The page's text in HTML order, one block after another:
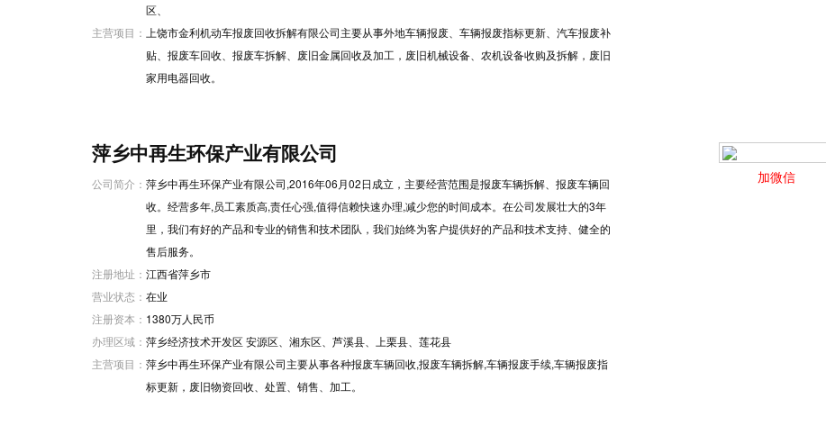
区、
主营项目： 上饶市金利机动车报废回收拆解有限公司主要从事外地车辆报废、车辆报废指标更新、汽车报废补
贴、报废车回收、报废车拆解、废旧金属回收及加工，废旧机械设备、农机设备收购及拆解，废旧
家用电器回收。
萍乡中再生环保产业有限公司
公司简介： 萍乡中再生环保产业有限公司,2016年06月02日成立，主要经营范围是报废车辆拆解、报废车辆回
收。经营多年,员工素质高,责任心强,值得信赖快速办理,减少您的时间成本。在公司发展壮大的3年
里，我们有好的产品和专业的销售和技术团队，我们始终为客户提供好的产品和技术支持、健全的
售后服务。
注册地址： 江西省萍乡市
营业状态： 在业
注册资本： 1380万人民币
办理区域： 萍乡经济技术开发区 安源区、湘东区、芦溪县、上栗县、莲花县
主营项目： 萍乡中再生环保产业有限公司主要从事各种报废车辆回收,报废车辆拆解,车辆报废手续,车辆报废指
标更新，废旧物资回收、处置、销售、加工。
加微信